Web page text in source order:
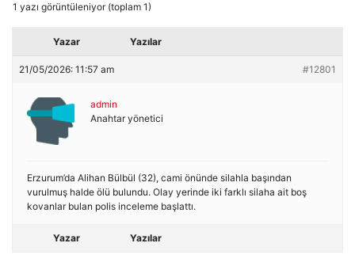
1 yazı görüntüleniyor (toplam 1)
Yazar Yazılar
21/05/2026: 11:57 am #12801
admin
Anahtar yönetici
Erzurum’da Alihan Bülbül (32), cami önünde silahla başından
vurulmuş halde ölü bulundu. Olay yerinde iki farklı silaha ait boş
kovanlar bulan polis inceleme başlattı.
Yazar Yazılar